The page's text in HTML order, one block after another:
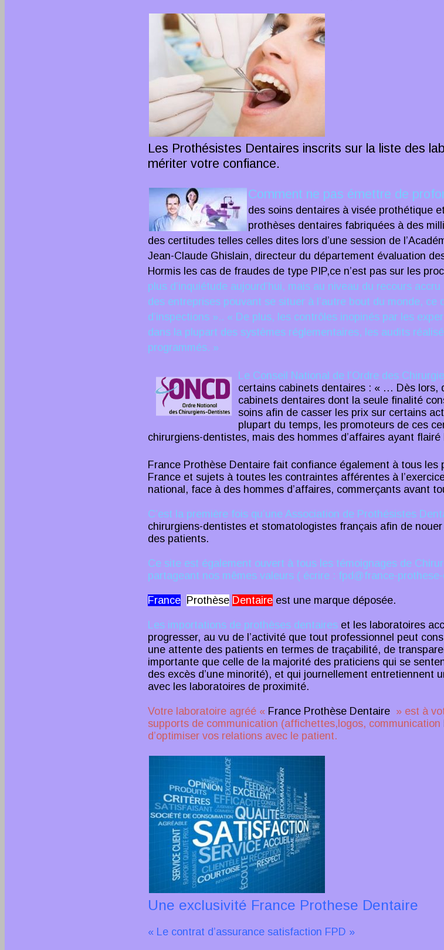
Les Prothésistes Dentaires inscrits sur la liste des
mériter votre confiance.
Comment ne pas émettre de
des soins dentaires à visée prothétique
prothèses dentaires fabriquées à des
des certitudes telles celles dites lors d’une session de
Jean-Claude Ghislain, directeur du département évaluation
Hormis les cas de fraudes de type PIP,ce n’est pas sur les
plus d’inquiétude aujourd’hui, mais au niveau du recours
des entreprises pouvant se situer à l’autre bout du monde,
d’inspections ».. « De plus, les contrôles inopinés par les
dans la plupart des systèmes réglementaires, les audits
programmés. »
Le Conseil National de l’Ordre des
certains cabinets dentaires : « … Dès lors,
cabinets dentaires dont la seule finalité
soins afin de casser les prix sur certains
plupart du temps, les promoteurs de ces
chirurgiens-dentistes, mais des hommes d’affaires ayant
France Prothèse Dentaire fait confiance également à tous
France et sujets à toutes les contraintes afférentes à
national, face à des hommes d’affaires, commerçants avant
C’est la première fois qu’une Association de Prothésistes
chirurgiens-dentistes et stomatologistes français afin de
des patients.
Ce site est également ouvert à tous les témoignages de
partageant nos mêmes valeurs ( écrire : fpd@france-
France Prothèse Dentaire est une marque déposée.
Les importations de prothèses dentaires et les laboratoires
progresser, au vu de l’activité que tout professionnel peut
une attente des patients en termes de traçabilité, de
importante que celle de la majorité des praticiens qui se
des excès d’une minorité), et qui journellement entretiennent
avec les laboratoires de proximité.
Votre laboratoire agréé « France Prothèse Dentaire » est à
supports de communication (affichettes,logos, communication
d’optimiser vos relations avec le patient.
Une exclusivité France Prothese Dentaire
« Le contrat d’assurance satisfaction FPD »